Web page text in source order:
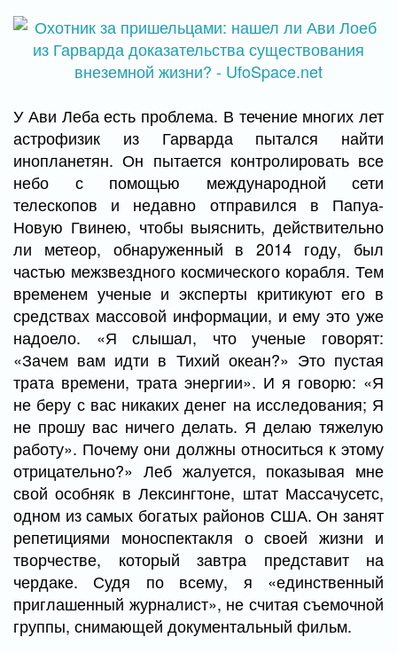
У Ави Леба есть проблема. В течение многих лет
астрофизик из Гарварда пытался найти
инопланетян. Он пытается контролировать все
небо с помощью международной сети
телескопов и недавно отправился в Папуа-
Новую Гвинею, чтобы выяснить, действительно
ли метеор, обнаруженный в 2014 году, был
частью межзвездного космического корабля. Тем
временем ученые и эксперты критикуют его в
средствах массовой информации, и ему это уже
надоело. «Я слышал, что ученые говорят:
«Зачем вам идти в Тихий океан?» Это пустая
трата времени, трата энергии». И я говорю: «Я
не беру с вас никаких денег на исследования; Я
не прошу вас ничего делать. Я делаю тяжелую
работу». Почему они должны относиться к этому
отрицательно?» Леб жалуется, показывая мне
свой особняк в Лексингтоне, штат Массачусетс,
одном из самых богатых районов США. Он занят
репетициями моноспектакля о своей жизни и
творчестве, который завтра представит на
чердаке. Судя по всему, я «единственный
приглашенный журналист», не считая съемочной
группы, снимающей документальный фильм.